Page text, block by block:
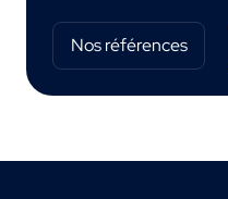
Nos références